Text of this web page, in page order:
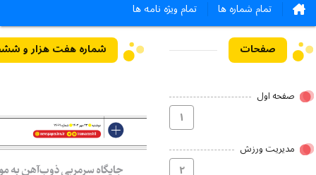
تمام شماره ها تمام ویژه نامه ها
صفحات
صفحه اول
۱
مدیریت ورزش
۲